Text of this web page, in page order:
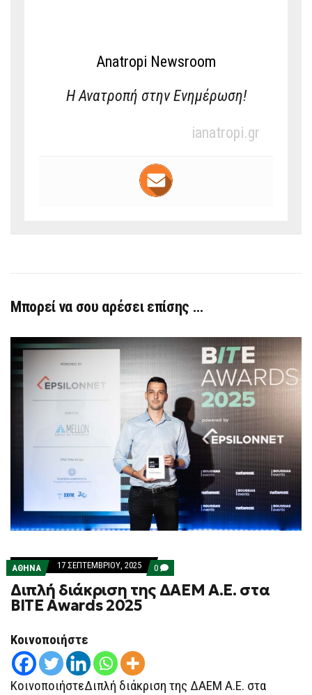
Anatropi Newsroom
Η Ανατροπή στην Ενημέρωση!
ianatropi.gr
Μπορεί να σου αρέσει επίσης …
ΑΘΗΝΑ 17 ΣΕΠΤΕΜΒΡΊΟΥ, 2025 0 COMMENTS
ON
ΔΙΠΛΉ
ΔΙΆΚΡΙΣΗ
Διπλή διάκριση της ΔΑΕΜ Α.Ε. στα
BITE Awards 2025
Κοινοποιήστε
ΚοινοποιήστεΔιπλή διάκριση της ΔΑΕΜ Α.Ε. στα